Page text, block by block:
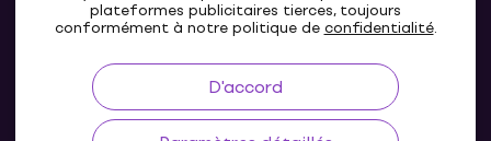
plateformes publicitaires tierces, toujours
conformément à notre politique deconfidentialité.
D'accord
LU